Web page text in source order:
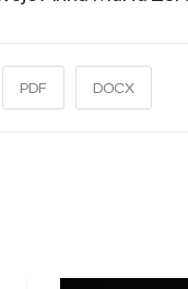
PDF DOCX